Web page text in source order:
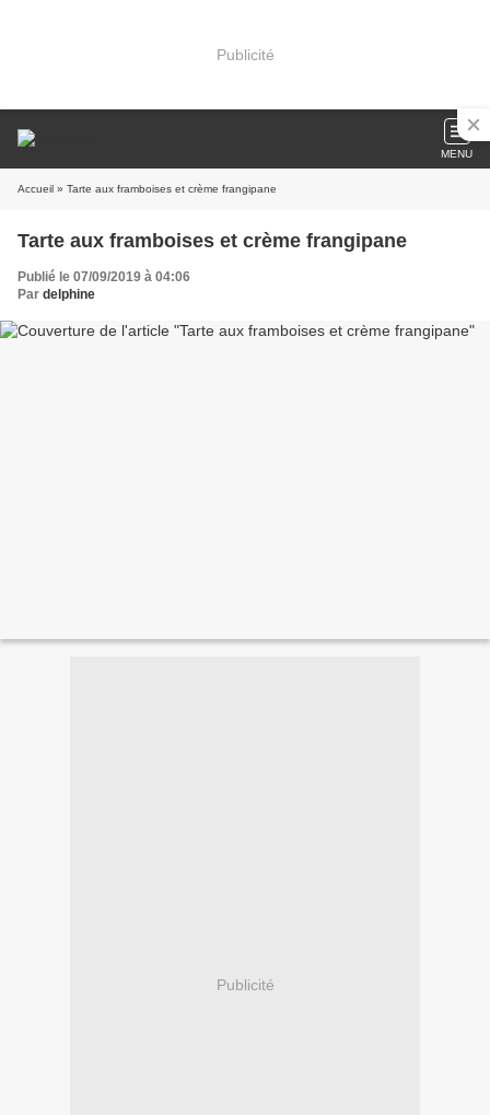
Publicité
MENU
Accueil » Tarte aux framboises et crème frangipane
Tarte aux framboises et crème frangipane
Publié le 07/09/2019 à 04:06
Par delphine
Publicité